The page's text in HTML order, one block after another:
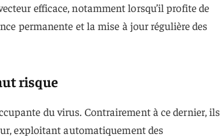
efficace, notamment lorsqu’il profite de
permanente et la mise à jour régulière des
risque
du virus. Contrairement à ce dernier, ils
exploitant automatiquement des